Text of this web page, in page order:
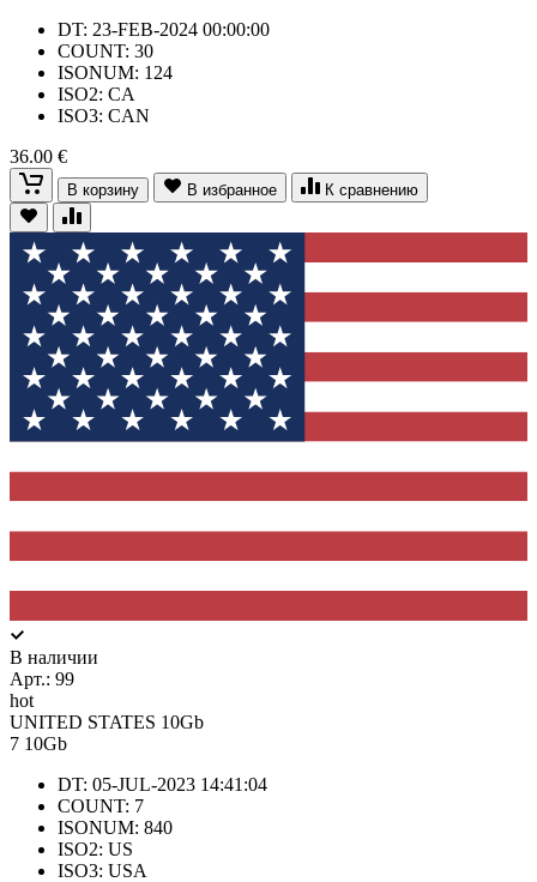
DT: 23-FEB-2024 00:00:00
COUNT: 30
ISONUM: 124
ISO2: CA
ISO3: CAN
36.00 €
В корзину В избранное К сравнению
В наличии
Арт.: 99
hot
UNITED STATES 10Gb
7 10Gb
DT: 05-JUL-2023 14:41:04
COUNT: 7
ISONUM: 840
ISO2: US
ISO3: USA